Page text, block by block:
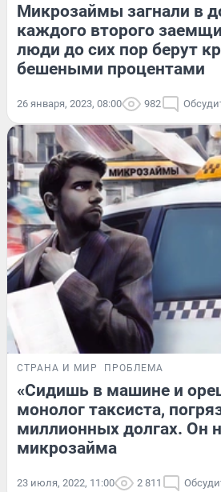
Микрозаймы загнали в
каждого второго
люди до сих пор берут
бешеными процентами
26 января, 2023, 08:00 982
СТРАНА И МИР ПРОБЛЕМА
«Сидишь в машине и
монолог таксиста,
миллионных долгах. Он
микрозайма
23 июля, 2022, 11:00 2 811